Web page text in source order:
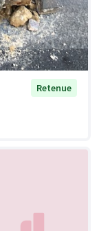
Retenue